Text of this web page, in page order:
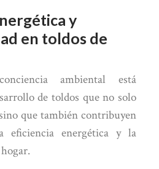
y
en toldos de
ambiental está
de toldos que no solo
que también contribuyen
eficiencia energética y la